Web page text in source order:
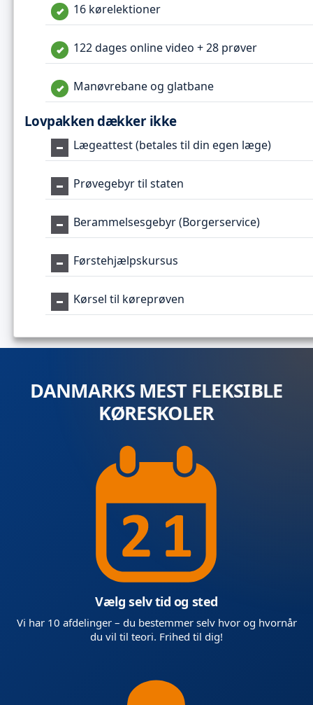
16 kørelektioner
122 dages online video + 28 prøver
Manøvrebane og glatbane
Lovpakken dækker ikke
Lægeattest (betales til din egen læge)
Prøvegebyr til staten
Berammelsesgebyr (Borgerservice)
Førstehjælpskursus
Kørsel til køreprøven
DANMARKS MEST FLEKSIBLE
KØRESKOLER
Vælg selv tid og sted
Vi har 10 afdelinger – du bestemmer selv hvor og hvornår
du vil til teori. Frihed til dig!